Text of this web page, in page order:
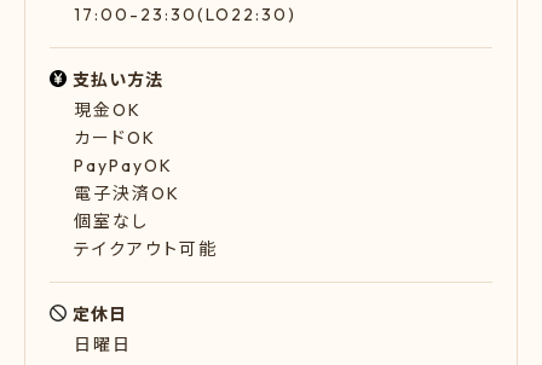
17:00-23:30(LO22:30)
支払い方法
現金OK
カードOK
PayPayOK
電子決済OK
個室なし
テイクアウト可能
定休日
日曜日